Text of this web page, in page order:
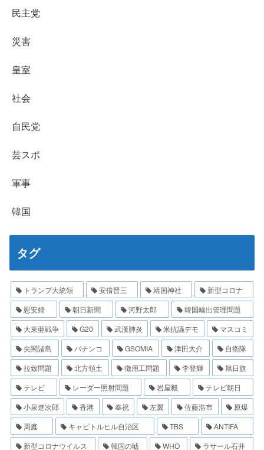
民主党
災害
皇室
社会
自民党
芸スポ
軍事
韓国
タグ
トランプ大統領 安倍晋三 靖国神社
新型コロナ
慰安婦
朝日新聞 河野太郎
韓国輸出管理問題
大東亜戦争
G20 武漢肺炎 米抗議デモ
マスコミ
尖閣諸島
パチンコ GSOMIA 津田大介
自衛隊
拉致問題
北方領土 徴用工問題 李登輝
旭日旗
テレビ
レーダー照射問題 岩屋毅
テレビ朝日
小泉進次郎
香港 奉祝 左翼 佐藤浩市
原爆
周庭
キャピトルヒル自治区 TBS
ANTIFA
新型コロナウイルス
韓国の嘘 WHO
ラサール石井